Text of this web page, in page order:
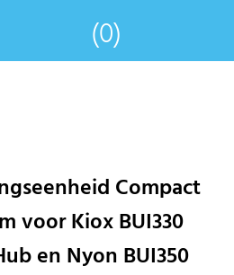
(0)
Compact
voor Kiox BUI330
en Nyon BUI350